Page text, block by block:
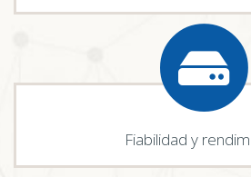
Fiabilidad y